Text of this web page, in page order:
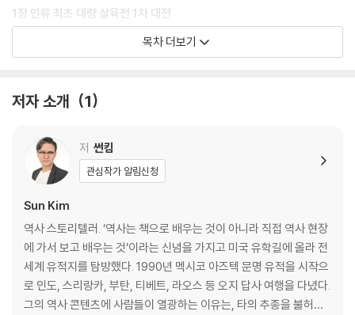
이 가미된 역사 관련 영화 해설을 추가해 더욱 흥미진진하게 읽을 수 있다.
『썬킴의 거침없는 중국사』는 삼황오제의 신화시대부터 청나라까지 방대
특유의 박진감 넘치는 문장과 머리에 쏙쏙 들어오는 비유가 책을 손에서
겠다면 지금 바로 이 책을 펼쳐보자. 『썬킴의 거침없는 시리즈』로 세계사
와 중국사를 거침없이 정복해보자!
1장 인류 최초 대량 살육전 1차 대전
우리는 1차 대전에 대해 얼마나 아는가?
프로이센, 오스트리아를 꺾다
외교의 달인, 비스마르크
팽당하는 비스마르크
스스로 무덤을 파기 시작하는 독일
중국 칭다오에 독일 맥주 공장이 생긴 이유
영국, 프랑스, 러시아vs독일, 오스트리아 1차 대전의 서막
유럽의 화약고 발칸반도, 드디어 폭발하다
발칸반도가 1차 대전의 도화선?
독일이라는 빽이 있었던 오스트리아, 오판하다
독일이 믿었던 구석, ‘슐리펜 계획’이란?
목차 더보기
저자 소개 1
저 썬킴
관심작가 알림신청
Sun Kim
역사 스토리텔러. ‘역사는 책으로 배우는 것이 아니라 직접 역사 현장
에 가서 보고 배우는 것’이라는 신념을 가지고 미국 유학길에 올라 전
세계 유적지를 탐방했다. 1990년 멕시코 아즈텍 문명 유적을 시작으
로 인도, 스리랑카, 부탄, 티베트, 라오스 등 오지 답사 여행을 다녔다.
그의 역사 콘텐츠에 사람들이 열광하는 이유는, 타의 추종을 불허하